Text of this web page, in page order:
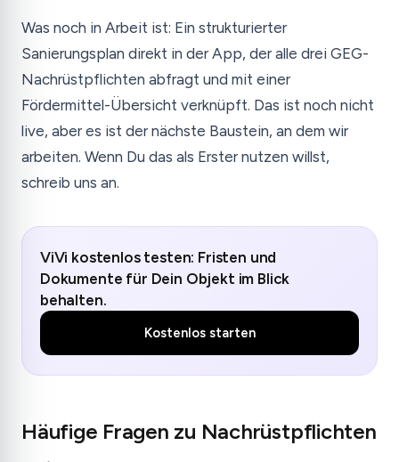
Was noch in Arbeit ist: Ein strukturierter
Sanierungsplan direkt in der App, der alle drei GEG-
Nachrüstpflichten abfragt und mit einer
Fördermittel-Übersicht verknüpft. Das ist noch nicht
live, aber es ist der nächste Baustein, an dem wir
arbeiten. Wenn Du das als Erster nutzen willst,
schreib uns an.
ViVi kostenlos testen: Fristen und
Dokumente für Dein Objekt im Blick
behalten.
Kostenlos starten
Häufige Fragen zu Nachrüstpflichten